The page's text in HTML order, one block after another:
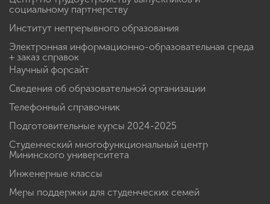
социальному партнерству
Институт непрерывного образования
Электронная информационно-образовательная среда
+ заказ справок
Научный форсайт
Сведения об образовательной организации
Телефонный справочник
Подготовительные курсы 2024-2025
Студенческий многофункциональный центр
Мининского университета
Инженерные классы
Меры поддержки для студенческих семей